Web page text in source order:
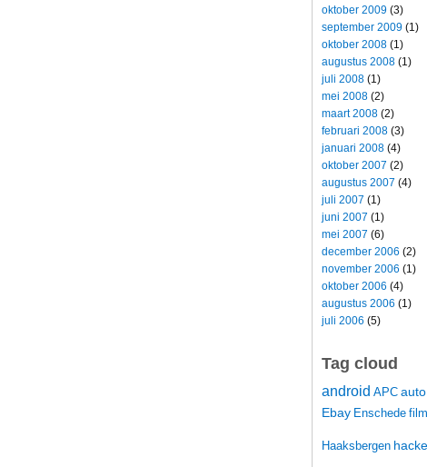
oktober 2009 (3)
september 2009 (1)
oktober 2008 (1)
augustus 2008 (1)
juli 2008 (1)
mei 2008 (2)
maart 2008 (2)
februari 2008 (3)
januari 2008 (4)
oktober 2007 (2)
augustus 2007 (4)
juli 2007 (1)
juni 2007 (1)
mei 2007 (6)
december 2006 (2)
november 2006 (1)
oktober 2006 (4)
augustus 2006 (1)
juli 2006 (5)
Tag cloud
android APC auto
Ebay Enschede film
Haaksbergen